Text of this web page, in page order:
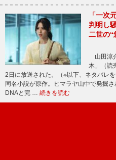
「一次
判明し
二世の“
山田涼
木」（読
2日に放送された。（※以下、ネタバレ
同名小説が原作。ヒマラヤ山中で発掘
DNAと完 … 続きを読む